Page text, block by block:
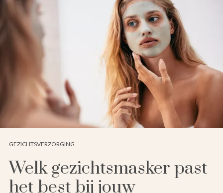
GEZICHTSVERZORGING
Welk gezichtsmasker past
het best bij jouw